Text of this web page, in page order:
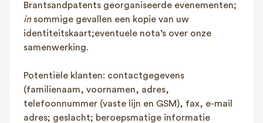
Brantsandpatents georganiseerde evenementen;
in sommige gevallen een kopie van uw
identiteitskaart;eventuele nota’s over onze
samenwerking.
Potentiële klanten: contactgegevens
(familienaam, voornamen, adres,
telefoonnummer (vaste lijn en GSM), fax, e-mail
adres; geslacht; beroepsmatige informatie